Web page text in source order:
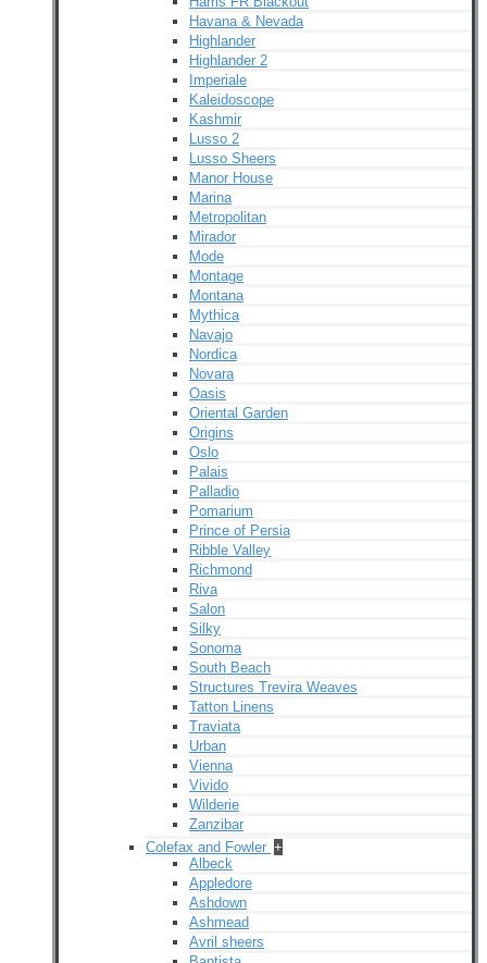
Havana & Nevada
Highlander
Highlander 2
Imperiale
Kaleidoscope
Kashmir
Lusso 2
Lusso Sheers
Manor House
Marina
Metropolitan
Mirador
Mode
Montage
Montana
Mythica
Navajo
Nordica
Novara
Oasis
Oriental Garden
Origins
Oslo
Palais
Palladio
Pomarium
Prince of Persia
Ribble Valley
Richmond
Riva
Salon
Silky
Sonoma
South Beach
Structures Trevira Weaves
Tatton Linens
Traviata
Urban
Vienna
Vivido
Wilderie
Zanzibar
Colefax and Fowler +
Albeck
Appledore
Ashdown
Ashmead
Avril sheers